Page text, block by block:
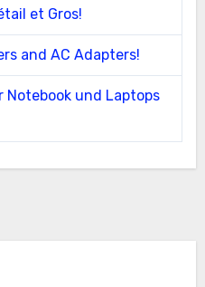
et Gros!
and AC Adapters!
und Laptops